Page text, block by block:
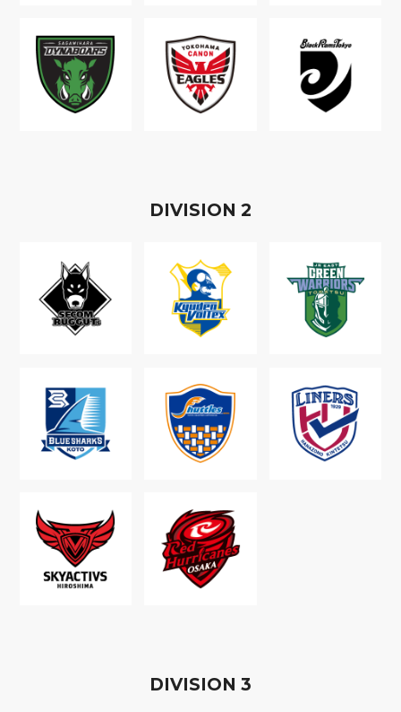
DIVISION 2
DIVISION 3